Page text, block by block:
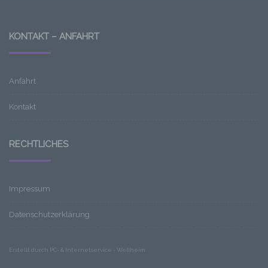
KONTAKT – ANFAHRT
Anfahrt
Kontakt
RECHTLICHES
Impressum
Datenschutzerklärung
Erstellt durch PC- & Internetservice - Wellheim
„betroffene Person") beziehen. Als
identifizierbar wird eine natürliche
Person angesehen, die direkt oder
Zuordnung zu einer Kennung wie einem
Standortdaten, zu einer Online-Kennung
besonderen Merkmalen, die Ausdruck
sozialen Identität dieser natürlichen
Person sind, identifiziert werden kann.
b) betroffene Person